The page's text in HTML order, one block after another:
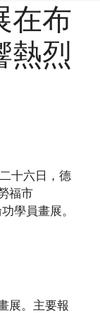
在布
熱烈
十六日，德
福市
學員畫展。
展。主要報